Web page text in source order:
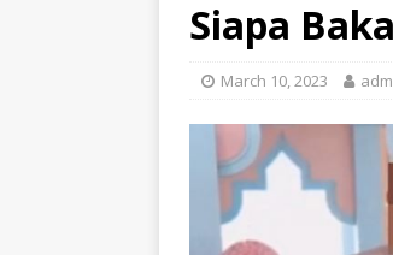
Siapa
March 10, 2023